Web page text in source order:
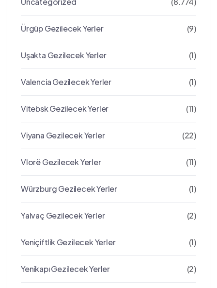
Ürgüp Gezilecek Yerler (9)
Uşakta Gezilecek Yerler (1)
Valencia Gezilecek Yerler (1)
Vitebsk Gezilecek Yerler (11)
Viyana Gezilecek Yerler (22)
Vlorë Gezilecek Yerler (11)
Würzburg Gezilecek Yerler (1)
Yalvaç Gezilecek Yerler (2)
Yeniçiftlik Gezilecek Yerler (1)
Yenikapı Gezilecek Yerler (2)